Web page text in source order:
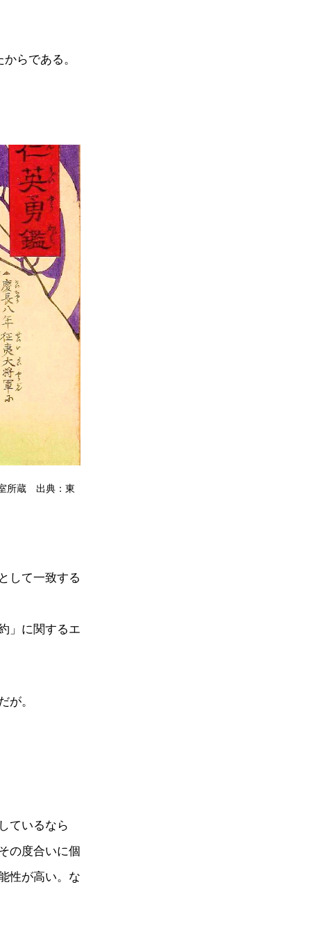
らである。
所蔵 出典：東
して一致する
」に関するエ
が。
ているなら
の度合いに個
性が高い。な